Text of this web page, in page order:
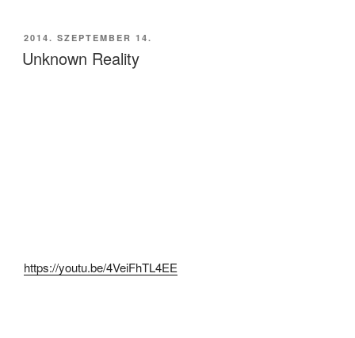
BEKÜLDVE:
2014. SZEPTEMBER 14.
Unknown Reality
https://youtu.be/4VeiFhTL4EE